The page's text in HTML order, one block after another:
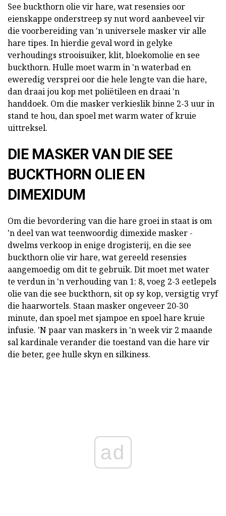
See buckthorn olie vir hare, wat resensies oor
eienskappe onderstreep sy nut word aanbeveel vir
die voorbereiding van 'n universele masker vir alle
hare tipes. In hierdie geval word in gelyke
verhoudings strooisuiker, klit, bloekomolie en see
buckthorn. Hulle moet warm in 'n waterbad en
eweredig versprei oor die hele lengte van die hare,
dan draai jou kop met poliëtileen en draai 'n
handdoek. Om die masker verkieslik binne 2-3 uur in
stand te hou, dan spoel met warm water of kruie
uittreksel.
DIE MASKER VAN DIE SEE
BUCKTHORN OLIE EN
DIMEXIDUM
Om die bevordering van die hare groei in staat is om
'n deel van wat teenwoordig dimexide masker -
dwelms verkoop in enige drogisterij, en die see
buckthorn olie vir hare, wat gereeld resensies
aangemoedig om dit te gebruik. Dit moet met water
te verdun in 'n verhouding van 1: 8, voeg 2-3 eetlepels
olie van die see buckthorn, sit op sy kop, versigtig vryf
die haarwortels. Staan masker ongeveer 20-30
minute, dan spoel met sjampoe en spoel hare kruie
infusie. 'N paar van maskers in 'n week vir 2 maande
sal kardinale verander die toestand van die hare vir
die beter, gee hulle skyn en silkiness.
ad